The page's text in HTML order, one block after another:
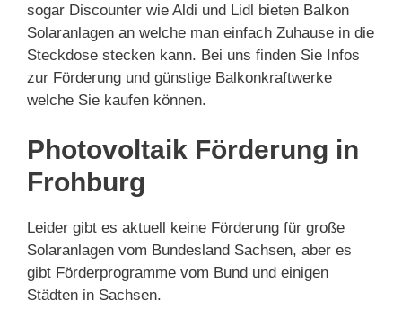
sogar Discounter wie Aldi und Lidl bieten Balkon
Solaranlagen an welche man einfach Zuhause in die
Steckdose stecken kann. Bei uns finden Sie Infos
zur Förderung und günstige Balkonkraftwerke
welche Sie kaufen können.
Photovoltaik Förderung in
Frohburg
Leider gibt es aktuell keine Förderung für große
Solaranlagen vom Bundesland Sachsen, aber es
gibt Förderprogramme vom Bund und einigen
Städten in Sachsen.